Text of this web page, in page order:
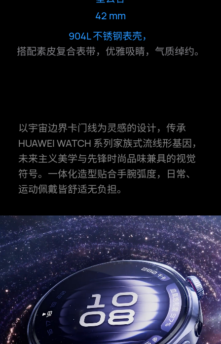
42 mm
904L 不锈钢表壳，
搭配素皮复合表带，优雅吸睛，气质绰⁠约。
904L 不锈钢表壳，
316L 不锈钢表壳，
316L 不锈钢表壳，
316L 不锈钢表壳，
以宇宙边界卡门线为灵感的设计，传承
HUAWEI WATCH 系列家族式流线形基因，
未来主义美学与先锋时尚品味兼具的视觉
符号。一体化造型贴合手腕弧度，日常、
运动佩戴皆舒适无负⁠担。